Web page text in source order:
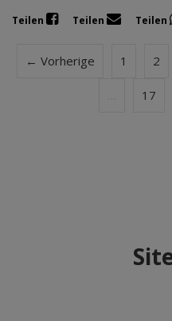
Teilen Teilen Teilen
← Vorherige 1 2
17